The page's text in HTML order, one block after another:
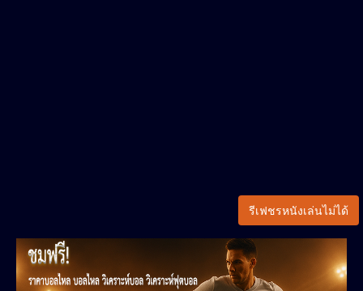
รีเฟชรหนังเล่นไม่ได้